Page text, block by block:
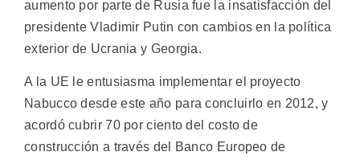
aumento por parte de Rusia fue la insatisfacción del
presidente Vladimir Putin con cambios en la política
exterior de Ucrania y Georgia.
A la UE le entusiasma implementar el proyecto
Nabucco desde este año para concluirlo en 2012, y
acordó cubrir 70 por ciento del costo de
construcción a través del Banco Europeo de